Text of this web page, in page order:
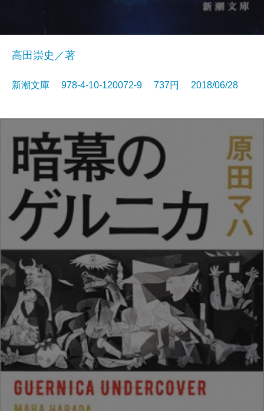
高田崇史／著
新潮文庫 978-4-10-120072-9 737円 2018/06/28